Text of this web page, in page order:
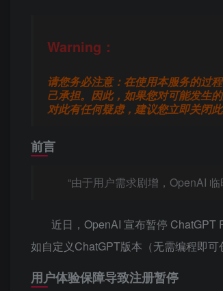
Warning：
请您务必注意：在使用本服务的过
己承担。因此，如果您对可能发生
对此有任何疑虑，建议您立即关闭此
前言
“由于用户需求剧增，OpenAI
近日，OpenAI 宣布暂停 ChatGPT
如自定义ChatGPT版本（无需编程即可
用户体验保障导致注册暂停